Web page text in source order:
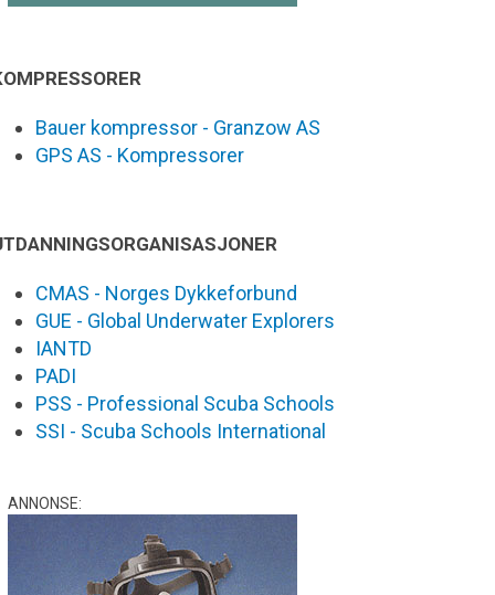
Bauer kompressor - Granzow AS
GPS AS - Kompressorer
CMAS - Norges Dykkeforbund
GUE - Global Underwater Explorers
IANTD
PADI
PSS - Professional Scuba Schools
SSI - Scuba Schools International
ANNONSE: